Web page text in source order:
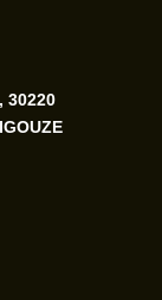
30220